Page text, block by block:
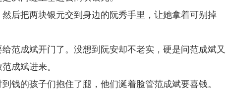
后把两块银元交到身边的阮秀手里，让她拿着可别掉
范成斌开门了。没想到阮安却不老实，硬是问范成斌又
成斌进来。
钱的孩子们抱住了腿，他们涎着脸管范成斌要喜钱。